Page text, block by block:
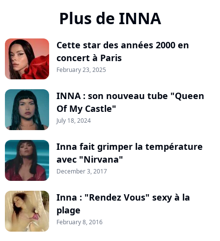
Plus de INNA
Cette star des années 2000 en
concert à Paris
February 23, 2025
INNA : son nouveau tube "Queen
Of My Castle"
July 18, 2024
Inna fait grimper la température
avec "Nirvana"
December 3, 2017
Inna : "Rendez Vous" sexy à la
plage
February 8, 2016